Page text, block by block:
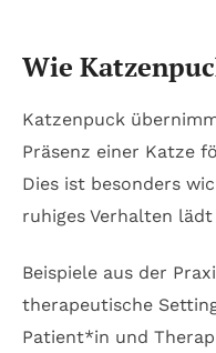
Wie
Katzenpuck
Präsenz einer Katze
Dies ist besonders
ruhiges Verhalten
Beispiele aus der
therapeutische
Patient*in und